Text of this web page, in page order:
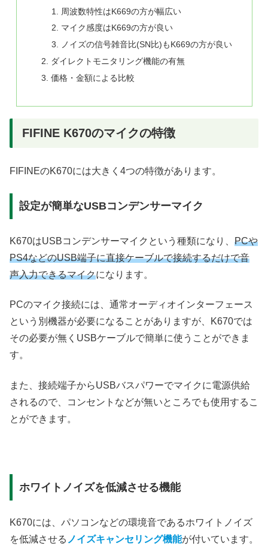
周波数特性はK669の方が幅広い
マイク感度はK669の方が良い
ノイズの信号雑音比(SN比)もK669の方が良い
ダイレクトモニタリング機能の有無
価格・金額による比較
FIFINE K670のマイクの特徴
FIFINEのK670には大きく4つの特徴があります。
設定が簡単なUSBコンデンサーマイク
K670はUSBコンデンサーマイクという種類になり、 PCや
PS4などのUSB端子に直接ケーブルで接続するだけで音
声入力できるマイクになります。
PCのマイク接続には、通常オーディオインターフェース
という別機器が必要になることがありますが、K670では
その必要が無くUSBケーブルで簡単に使うことができま
す。
また、接続端子からUSBバスパワーでマイクに電源供給
されるので、コンセントなどが無いところでも使用するこ
とができます。
ホワイトノイズを低減させる機能
K670には、パソコンなどの環境音であるホワイトノイズ
を低減させる ノイズキャンセリング機能が付いています。